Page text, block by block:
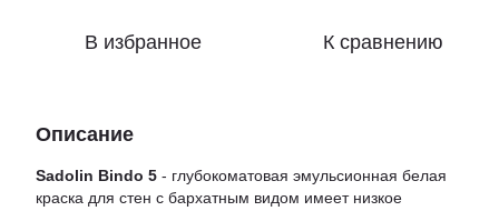
В избранное К сравнению
Описание
Sadolin Bindo 5 - глубокоматовая эмульсионная белая
краска для стен с бархатным видом имеет низкое